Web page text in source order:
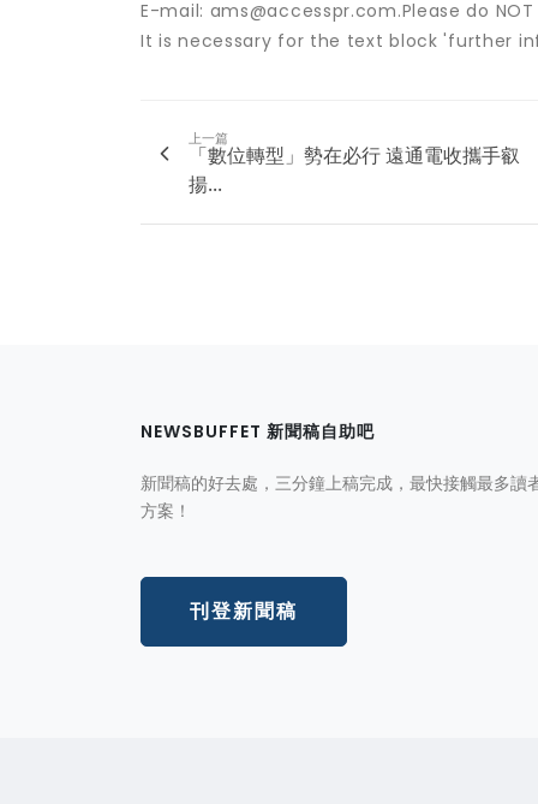
E-mail: ams@accesspr.com.Please do
It is necessary for the text block 'further
上一篇
「數位轉型」勢在必行 遠通電收攜手叡
揚...
NEWSBUFFET 新聞稿自助吧
新聞稿的好去處，三分鐘上稿完成，最快接觸最多讀
方案！
刊登新聞稿